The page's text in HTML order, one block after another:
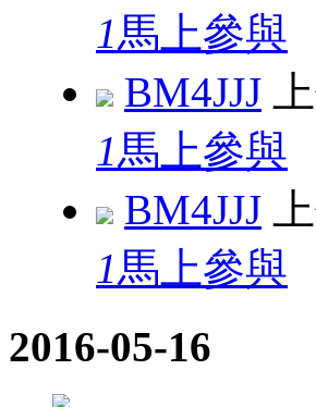
1馬上參與
BM4JJJ
1馬上參與
BM4JJJ
1馬上參與
2016-05-16